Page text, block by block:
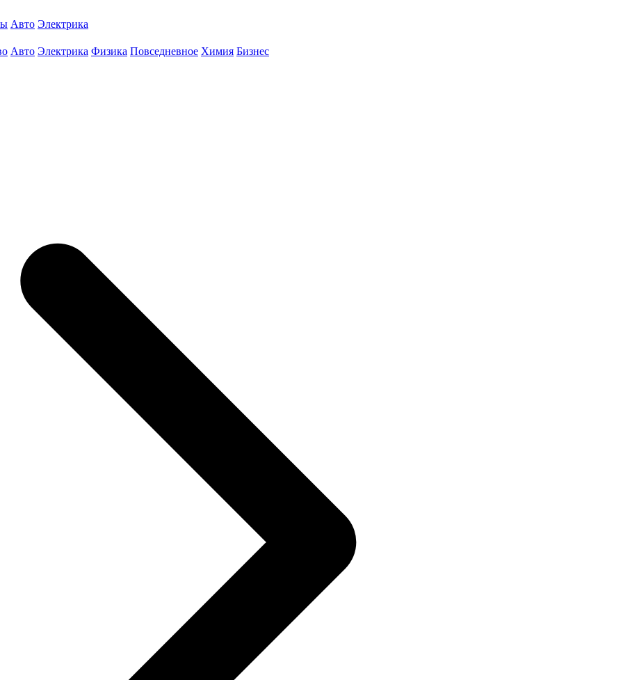
Авто Электрика
Авто Электрика Физика Повседневное Химия Бизнес